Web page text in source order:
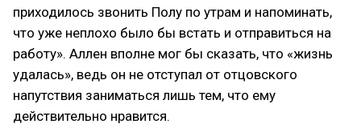
приходилось звонить Полу по утрам и напоминать,
что уже неплохо было бы встать и отправиться на
работу». Аллен вполне мог бы сказать, что «жизнь
удалась», ведь он не отступал от отцовского
напутствия заниматься лишь тем, что ему
действительно нравится.